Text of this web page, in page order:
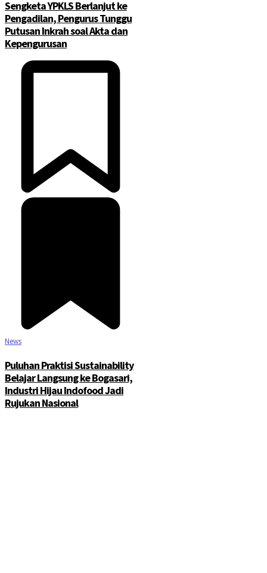
Sengketa YPKLS Berlanjut ke
Pengadilan, Pengurus Tunggu
Putusan Inkrah soal Akta dan
Kepengurusan
News
Puluhan Praktisi Sustainability
Belajar Langsung ke Bogasari,
Industri Hijau Indofood Jadi
Rujukan Nasional